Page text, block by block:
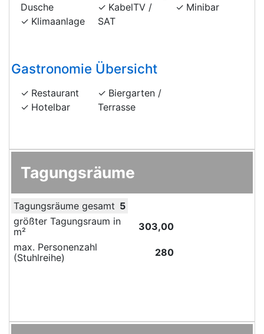
Dusche
Klimaanlage
KabelTV /
SAT
Minibar
Gastronomie Übersicht
Restaurant
Hotelbar
Biergarten /
Terrasse
Tagungsräume
Tagungsräume gesamt 5
größter Tagungsraum in
m²
303,00
max. Personenzahl
(Stuhlreihe)
280